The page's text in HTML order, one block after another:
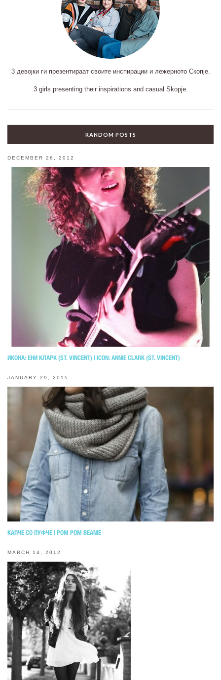
3 девојки ги презентираат своите инспирации и лежерното Скопје.
3 girls presenting their inspirations and casual Skopje.
RANDOM POSTS
DECEMBER 26, 2012
ИКОНА: ЕНИ КЛАРК (ST. VINCENT) | ICON: ANNIE CLARK (ST. VINCENT)
JANUARY 29, 2015
КАПЧЕ СО ПУФЧЕ | POM POM BEANIE
MARCH 14, 2012